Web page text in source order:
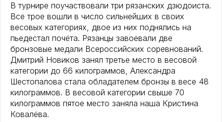
В турнире поучаствовали три рязанских дзюдоиста.
Все трое вошли в число сильнейших в своих
весовых категориях, двое из них поднялись на
пьедестал почёта. Рязанцы завоевали две
бронзовые медали Всероссийских соревнований.
Дмитрий Новиков занял третье место в весовой
категории до 66 килограммов, Александра
Шестопалова стала обладателем бронзы в весе 48
килограммов. В весовой категории свыше 70
килограммов пятое место заняла наша Кристина
Ковалёва.